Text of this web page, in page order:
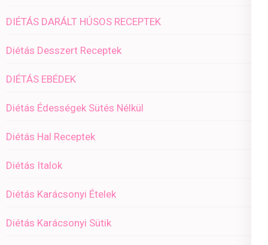
DIÉTÁS DARÁLT HÚSOS RECEPTEK
Diétás Desszert Receptek
DIÉTÁS EBÉDEK
Diétás Édességek Sütés Nélkül
Diétás Hal Receptek
Diétás Italok
Diétás Karácsonyi Ételek
Diétás Karácsonyi Sütik